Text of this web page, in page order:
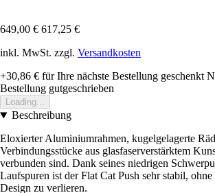
649,00 € 617,25 €
inkl. MwSt. zzgl. Versandkosten
+30,86 € für Ihre nächste Bestellung geschenkt
Bestellung gutgeschrieben
Loading...
Beschreibung
Eloxierter Aluminiumrahmen, kugelgelagerte
Verbindungsstücke aus glasfaserverstärktem
verbunden sind. Dank seines niedrigen
Laufspuren ist der Flat Cat Push sehr stabil,
Design zu verlieren.